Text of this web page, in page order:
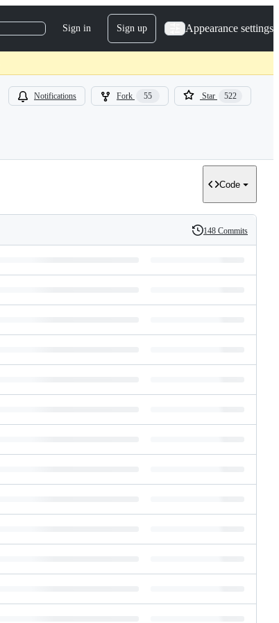
Sign in Sign up Appearance settings
Notifications Fork 55 Star 522
Code
History
148 Commits